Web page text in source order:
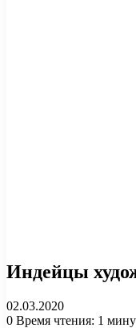
Индейцы
02.03.2020
0 Время чтения: 1